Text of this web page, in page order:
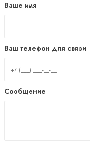
Ваше имя
Ваш телефон для связи
Сообщение